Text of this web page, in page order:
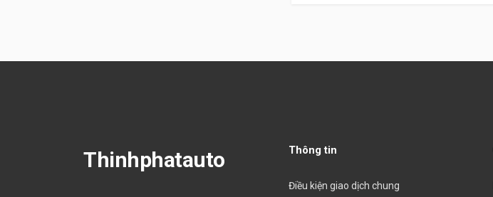
Thinhphatauto Thông tin
Điều kiện giao dịch chung